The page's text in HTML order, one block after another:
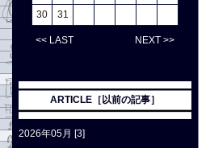
30
31
<< LAST NEXT >>
ARTICLE［以前の記事］
2026年05月 [3]